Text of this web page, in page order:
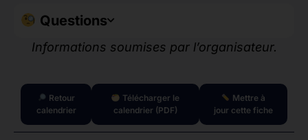
Questions
Informations soumises par l’organisateur.
Retour
calendrier
Télécharger le
calendrier (PDF)
Mettre à
jour cette fiche